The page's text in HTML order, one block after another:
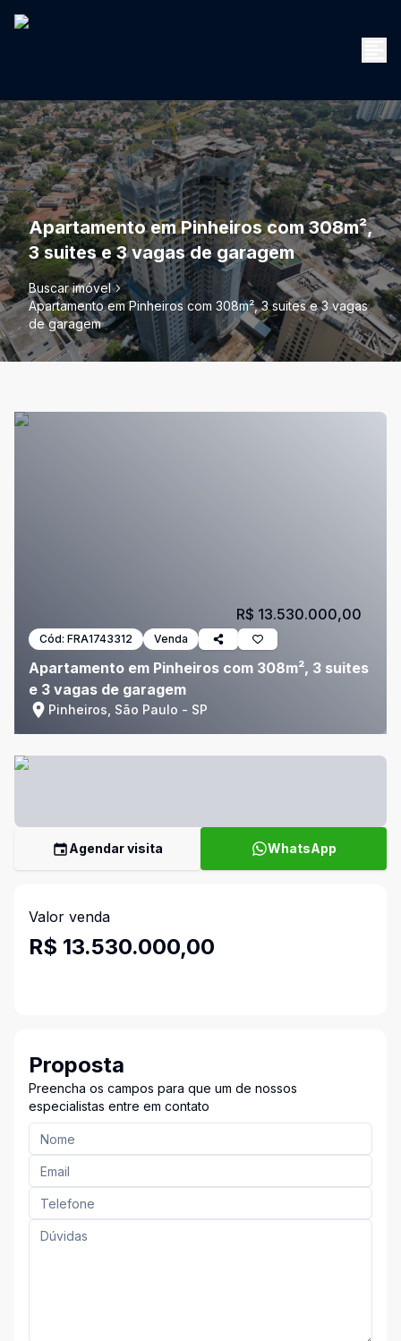
Apartamento em Pinheiros com 308m²,
3 suites e 3 vagas de garagem
Buscar imóvel
Apartamento em Pinheiros com 308m², 3 suites e 3 vagas
de garagem
Cód: FRA1743312 Venda
Apartamento em Pinheiros com 308m², 3 suites
e 3 vagas de garagem
Pinheiros, São Paulo - SP
R$ 13.530.000,00
Agendar visita WhatsApp
Valor venda
R$ 13.530.000,00
Proposta
Preencha os campos para que um de nossos
especialistas entre em contato